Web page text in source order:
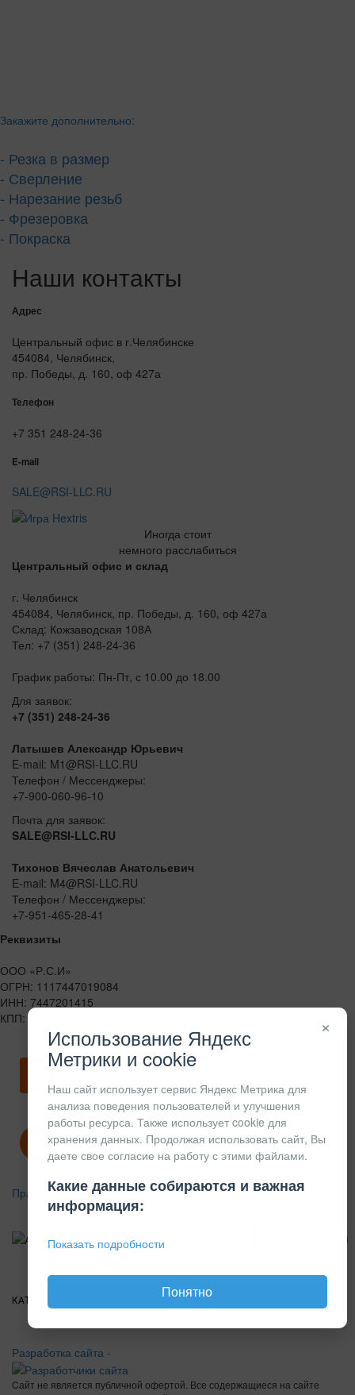
Закажите дополнительно:
- Резка в размер
- Сверление
- Нарезание резьб
- Фрезеровка
- Покраска
Наши контакты
Адрес
Центральный офис в г.Челябинске
454084, Челябинск,
пр. Победы, д. 160, оф 427а
Телефон
+7 351 248-24-36
E-mail
SALE@RSI-LLC.RU
Иногда стоит
немного расслабиться
Центральный офис и склад
г. Челябинск
454084, Челябинск, пр. Победы, д. 160, оф 427а
Склад: Кожзаводская 108А
Тел: +7 (351) 248-24-36
График работы: Пн-Пт, с 10.00 до 18.00
Для заявок:
+7 (351) 248-24-36
Латышев Александр Юрьевич
E-mail: M1@RSI-LLC.RU
Телефон / Мессенджеры:
+7-900-060-96-10
Почта для заявок:
SALE@RSI-LLC.RU
Тихонов Вячеслав Анатольевич
E-mail: M4@RSI-LLC.RU
Телефон / Мессенджеры:
+7-951-465-28-41
Реквизиты
ООО «Р.С.И»
ОГРН: 1117447019084
ИНН: 7447201415
КПП: 744701001
Скачать карточку предприятия
Политика конфиденциальности
Правила возврата
КОНСТРУКЦИОННЫЙ
КАТАЛОГ ВАКАНСИИ
Разработка сайта -
Cайт не является публичной офертой. Все содержащиеся на сайте
×
Использование Яндекс
Метрики и cookie
Наш сайт использует сервис Яндекс Метрика для
анализа поведения пользователей и улучшения
работы ресурса. Также использует cookie для
хранения данных. Продолжая использовать сайт, Вы
даете свое согласие на работу с этими файлами.
Какие данные собираются и важная
информация:
Показать подробности
Понятно